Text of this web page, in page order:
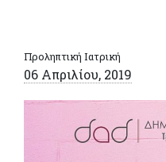
Προληπτική Ιατρική
06 Απριλίου, 2019